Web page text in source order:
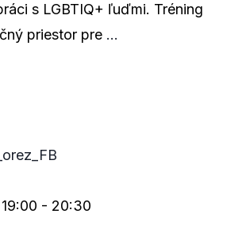
s LGBTIQ+ ľuďmi. Tréning
priestor pre ...
- 20:30